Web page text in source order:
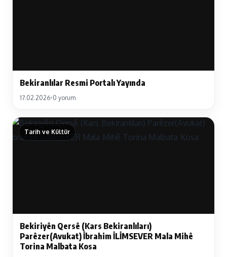
Bekiranlılar Resmi Portalı Yayında
17.02.2026•0 yorum
Tarih ve Kültür
Bekiriyên Qersê (Kars Bekiranlıları)
Parêzer(Avukat) İbrahim İLİMSEVER Mala Mihê
Torina Malbata Kosa